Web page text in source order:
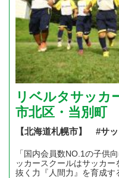
リベルタサッカ
市北区・当別町
【北海道札幌市】 #サ
「国内会員数NO.1の子供
ッカースクールはサッカ
抜く力『人間力』を育成す